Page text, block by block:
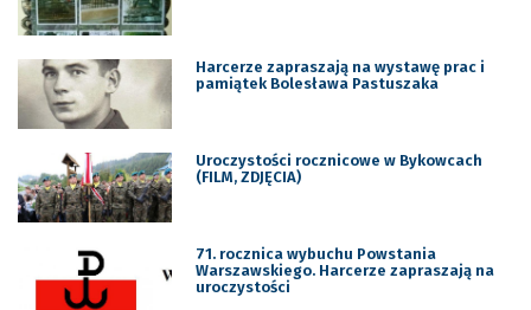
Harcerze zapraszają na wystawę prac i
pamiątek Bolesława Pastuszaka
Uroczystości rocznicowe w Bykowcach
(FILM, ZDJĘCIA)
71. rocznica wybuchu Powstania
Warszawskiego. Harcerze zapraszają na
uroczystości